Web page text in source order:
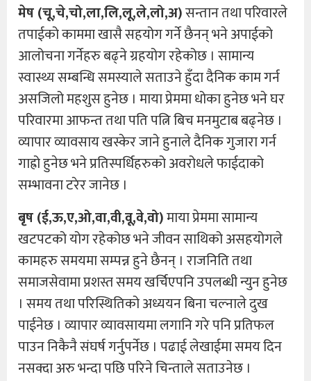
मेष (चू,चे,चो,ला,लि,लू,ले,लो,अ)सन्तान तथा परिवारले
तपाईको काममा खासै सहयोग गर्ने छैनन् भने अपाईको
आलोचना गर्नेहरु बढ्ने ग्रहयोग रहेकोछ । सामान्य
स्वास्थ्य सम्बन्धि समस्याले सताउने हुँदा दैनिक काम गर्न
असजिलो महशुस हुनेछ । माया प्रेममा धोका हुनेछ भने घर
परिवारमा आफन्त तथा पति पत्नि बिच मनमुटाब बढ्नेछ ।
व्यापार व्यावसाय खस्केर जाने हुनाले दैनिक गुजारा गर्न
गाह्रो हुनेछ भने प्रतिस्पर्धिहरुको अवरोधले फाईदाको
सम्भावना टरेर जानेछ ।
बृष (ई,ऊ,ए,ओ,वा,वी,वू,वे,वो)माया प्रेममा सामान्य
खटपटको योग रहेकोछ भने जीवन साथिको असहयोगले
कामहरु समयमा सम्पन्न हुने छैनन् । राजनिति तथा
समाजसेवामा प्रशस्त समय खर्चिएपनि उपलब्धी न्युन हुनेछ
। समय तथा परिस्थितिको अध्ययन बिना चल्नाले दुख
पाईनेछ । व्यापार व्यावसायमा लगानि गरे पनि प्रतिफल
पाउन निकैनै संघर्ष गर्नुपर्नेछ । पढाई लेखाईमा समय दिन
नसक्दा अरु भन्दा पछि परिने चिन्ताले सताउनेछ ।